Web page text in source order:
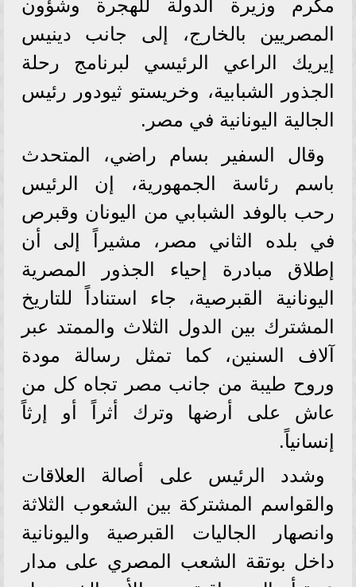
مكرم وزيرة الدولة للهجرة وشؤون
المصريين بالخارج، إلى جانب دينيس
إيريك الراعي الرئيسي لبرنامج رحلة
الجذور الشبابية، وخريستو ثيودور رئيس
الجالية اليونانية في مصر.
وقال السفير بسام راضي، المتحدث
باسم رئاسة الجمهورية، إن الرئيس
رحب بالوفد الشبابي من اليونان وقبرص
في بلده الثاني مصر، مشيراً إلى أن
إطلاق مبادرة إحياء الجذور المصرية
اليونانية القبرصية، جاء استناداً للتاريخ
المشترك بين الدول الثلاث والممتد عبر
آلاف السنين، كما تمثل رسالة مودة
وروح طيبة من جانب مصر تجاه كل من
عاش على أرضها وترك أثراً أو إرثاً
إنسانياً.
وشدد الرئيس على أصالة العلاقات
والقواسم المشتركة بين الشعوب الثلاثة
وانصهار الجاليات القبرصية واليونانية
داخل بوتقة الشعب المصري على مدار